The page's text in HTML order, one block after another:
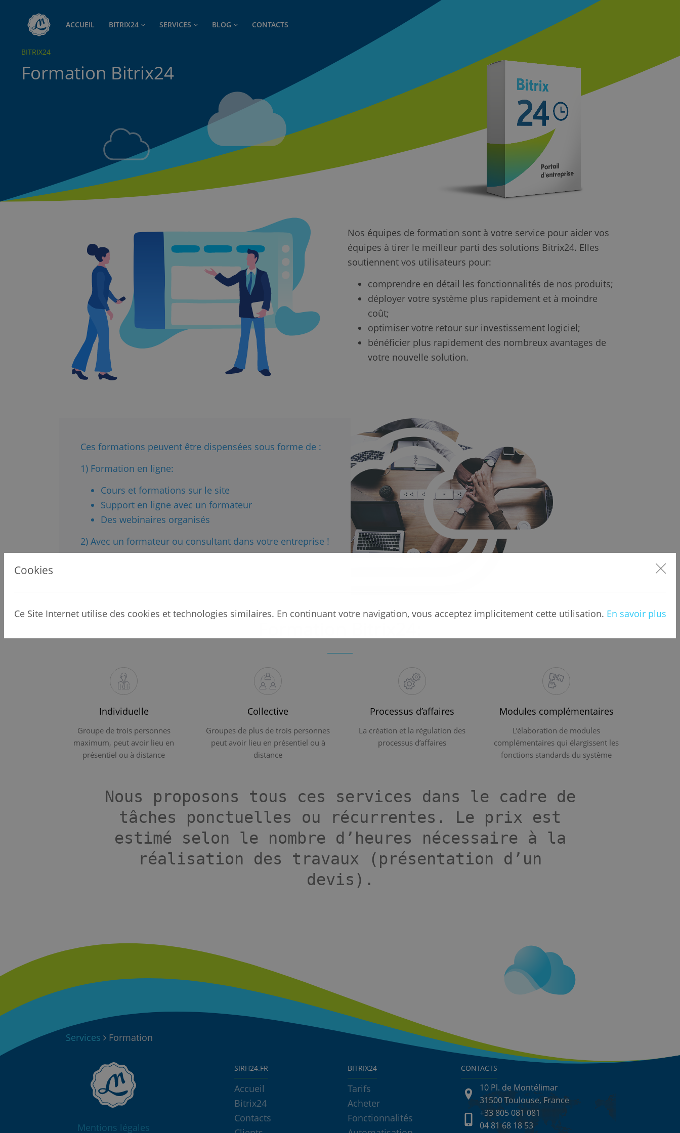
ACCUEIL BITRIX24 SERVICES BLOG CONTACTS
BITRIX24
Formation Bitrix24
Nos équipes de formation sont à votre service pour aider vos
équipes à tirer le meilleur parti des solutions Bitrix24. Elles
soutiennent vos utilisateurs pour:
comprendre en détail les fonctionnalités de nos produits;
déployer votre système plus rapidement et à moindre
coût;
optimiser votre retour sur investissement logiciel;
bénéficier plus rapidement des nombreux avantages de
votre nouvelle solution.
Ces formations peuvent être dispensées sous forme de :
1) Formation en ligne:
Cours et formations sur le site
Support en ligne avec un formateur
Des webinaires organisés
2) Avec un formateur ou consultant dans votre entreprise !
Individuelle
Groupe de trois personnes
maximum, peut avoir lieu en
présentiel ou à distance
Collective
Groupes de plus de trois personnes
peut avoir lieu en présentiel ou à
distance
Processus d’affaires
La création et la régulation des
processus d’affaires
Modules complémentaires
L’élaboration de modules
complémentaires qui élargissent les
fonctions standards du système
Nous proposons tous ces services dans le cadre de
tâches ponctuelles ou récurrentes. Le prix est
estimé selon le nombre d’heures nécessaire à la
réalisation des travaux (présentation d’un
devis).
Services Formation
Mentions légales
SIRH24.FR
Accueil
Bitrix24
Contacts
BITRIX24
Tarifs
Acheter
Fonctionnalités
CONTACTS
10 Pl. de Montélimar
31500 Toulouse, France
+33 805 081 081
04 81 68 18 53
Cookies
Ce Site Internet utilise des cookies et technologies similaires. En continuant votre navigation, vous acceptez implicitement cette utilisation. En savoir plus